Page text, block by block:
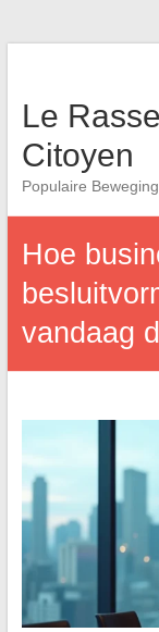
Le
Citoyen
Populaire
Hoe
vandaag